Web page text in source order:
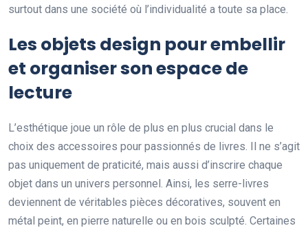
surtout dans une société où l’individualité a toute sa place.
Les objets design pour embellir
et organiser son espace de
lecture
L’esthétique joue un rôle de plus en plus crucial dans le
choix des accessoires pour passionnés de livres. Il ne s’agit
pas uniquement de praticité, mais aussi d’inscrire chaque
objet dans un univers personnel. Ainsi, les serre-livres
deviennent de véritables pièces décoratives, souvent en
métal peint, en pierre naturelle ou en bois sculpté. Certaines